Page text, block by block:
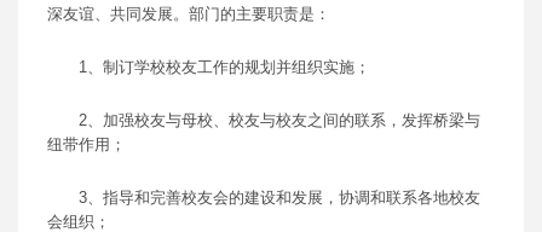
深友谊、共同发展。部门的主要职责是：
1、制订学校校友工作的规划并组织实施；
2、加强校友与母校、校友与校友之间的联系，发挥桥梁与
纽带作用；
3、指导和完善校友会的建设和发展，协调和联系各地校友
会组织；